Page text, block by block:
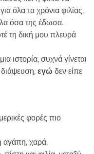
όλα τα χρόνια φιλίας,
όσα της έδωσα.
τη δική μου πλευρά
ιστορία, συχνά γίνεται
εγώ δεν είπε
φορές πιο
αγάπη, χαρά,